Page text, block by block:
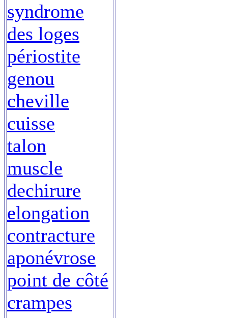
syndrome
des loges
périostite
genou
cheville
cuisse
talon
muscle
dechirure
elongation
contracture
aponévrose
point de côté
crampes